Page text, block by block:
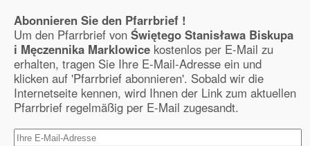
Abonnieren Sie den Pfarrbrief !
Um den Pfarrbrief von Świętego Stanisława Biskupa
i Męczennika Marklowice kostenlos per E-Mail zu
erhalten, tragen Sie Ihre E-Mail-Adresse ein und
klicken auf 'Pfarrbrief abonnieren'. Sobald wir die
Internetseite kennen, wird Ihnen der Link zum aktuellen
Pfarrbrief regelmäßig per E-Mail zugesandt.